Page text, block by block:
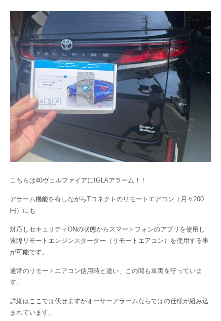
こちらは40ヴェルファイアにIGLAアラーム！！
アラーム機能を有しながらTコネクトのリモートエアコン（月々200
円）にも
対応しセキュリティONの状態からスマートフォンのアプリを使用し
遠隔リモートエンジンスターター（リモートエアコン）を使用する事
が可能です。
通常のリモートエアコン使用時と違い、この間も車両を守っていま
す。
詳細はここでは伏せますがオーサーアラームならではの仕様が組み込
まれています。